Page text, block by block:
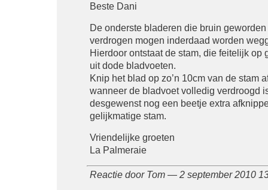
Beste Dani
De onderste bladeren die bruin
verdrogen mogen inderdaad worden
Hierdoor ontstaat de stam, die feitelijk op
uit dode bladvoeten.
Knip het blad op zo’n 10cm van de stam
wanneer de bladvoet volledig verdroogd
desgewenst nog een beetje extra
gelijkmatige stam.
Vriendelijke groeten
La Palmeraie
Reactie door Tom — 2 september 2010